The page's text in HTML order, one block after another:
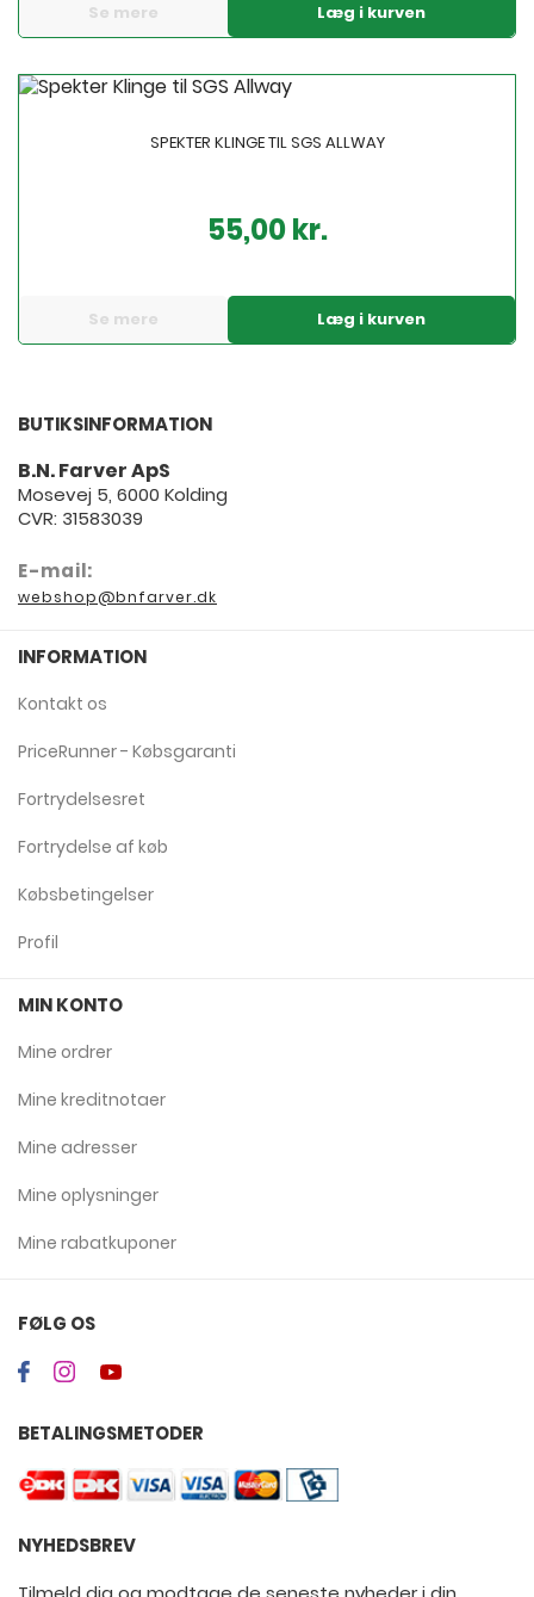
Se mere Læg i kurven
SPEKTER KLINGE TIL SGS ALLWAY
55,00 kr.
Se mere Læg i kurven
BUTIKSINFORMATION
B.N. Farver ApS
Mosevej 5, 6000 Kolding
CVR: 31583039
E-mail:
webshop@bnfarver.dk
INFORMATION
Kontakt os
PriceRunner - Købsgaranti
Fortrydelsesret
Fortrydelse af køb
Købsbetingelser
Profil
MIN KONTO
Mine ordrer
Mine kreditnotaer
Mine adresser
Mine oplysninger
Mine rabatkuponer
FØLG OS
BETALINGSMETODER
NYHEDSBREV